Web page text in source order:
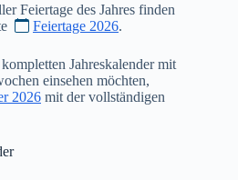
Feiertage des Jahres finden
Feiertage 2026.
Jahreskalender mit
einsehen möchten,
2026 mit der vollständigen